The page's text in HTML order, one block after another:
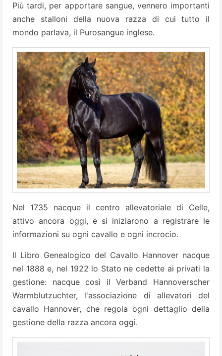
Più tardi, per apportare sangue, vennero importanti
anche stalloni della nuova razza di cui tutto il
mondo parlava, il Purosangue inglese.
Nel 1735 nacque il centro allevatoriale di Celle,
attivo ancora oggi, e si iniziarono a registrare le
informazioni su ogni cavallo e ogni incrocio.
Il Libro Genealogico del Cavallo Hannover nacque
nel 1888 e, nel 1922 lo Stato ne cedette ai privati la
gestione: nacque così il Verband Hannoverscher
Warmblutzuchter, l'associazione di allevatori del
cavallo Hannover, che regola ogni dettaglio della
gestione della razza ancora oggi.